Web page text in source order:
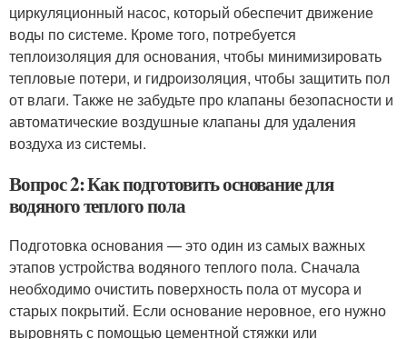
циркуляционный насос, который обеспечит движение
воды по системе. Кроме того, потребуется
теплоизоляция для основания, чтобы минимизировать
тепловые потери, и гидроизоляция, чтобы защитить пол
от влаги. Также не забудьте про клапаны безопасности и
автоматические воздушные клапаны для удаления
воздуха из системы.
Вопрос 2: Как подготовить основание для
водяного теплого пола
Подготовка основания — это один из самых важных
этапов устройства водяного теплого пола. Сначала
необходимо очистить поверхность пола от мусора и
старых покрытий. Если основание неровное, его нужно
выровнять с помощью цементной стяжки или